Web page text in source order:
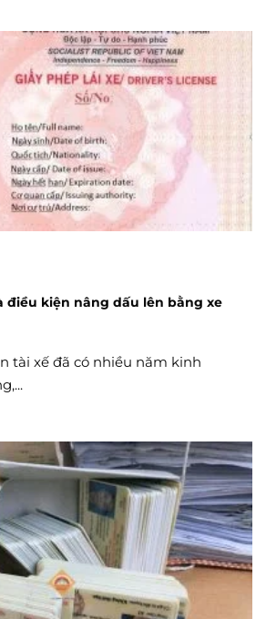
điều kiện nâng dấu lên bằng xe
tài xế đã có nhiều năm kinh